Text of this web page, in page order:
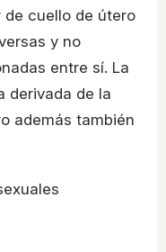
cuello de útero
y no
entre sí. La
derivada de la
además también